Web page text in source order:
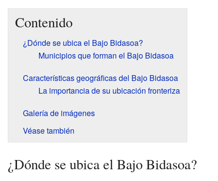
Contenido
¿Dónde se ubica el Bajo Bidasoa?
Municipios que forman el Bajo Bidasoa
Características geográficas del Bajo Bidasoa
La importancia de su ubicación fronteriza
Galería de imágenes
Véase también
¿Dónde se ubica el Bajo Bidasoa?